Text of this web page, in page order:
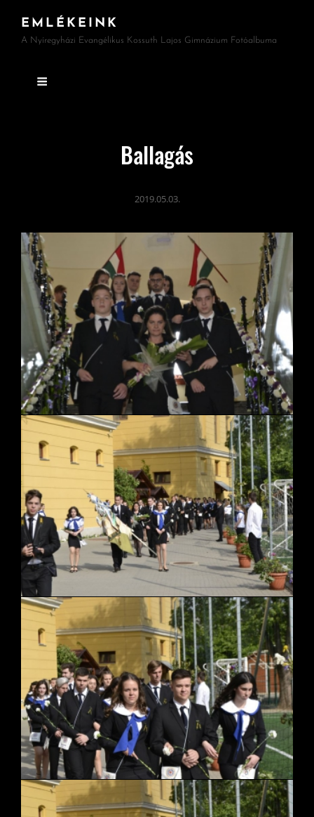
EMLÉKEINK
A Nyíregyházi Evangélikus Kossuth Lajos Gimnázium Fotóalbuma
Ballagás
2019.05.03.